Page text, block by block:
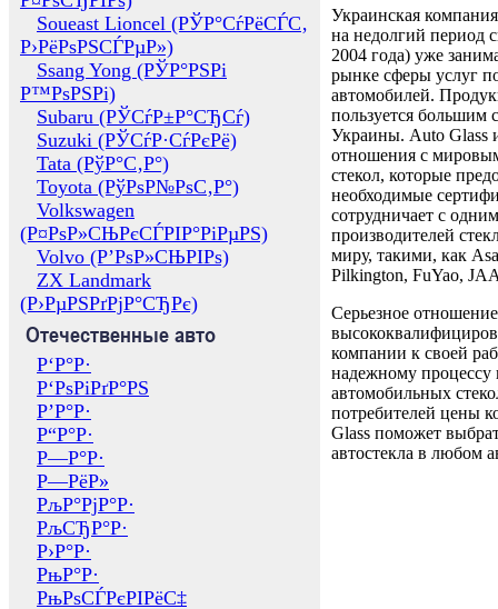
Soueast Lioncel (РЎР°СѓРёСЃС‚
Р›РёРѕРЅСЃРµР»)
Ssang Yong (РЎР°РЅРі
Р™РѕРЅРі)
Subaru (РЎСѓР±Р°СЂСѓ)
Suzuki (РЎСѓР·СѓРєРё)
Tata (РўР°С‚Р°)
Toyota (РўРѕР№РѕС‚Р°)
Volkswagen
(Р¤РѕР»СЊРєСЃРІР°РіРµРЅ)
Volvo (Р’РѕР»СЊРІРѕ)
ZX Landmark
(Р›РµРЅРґРјР°СЂРє)
Отечественные авто
Р‘Р°Р·
Р‘РѕРіРґР°РЅ
Р’Р°Р·
Р“Р°Р·
Р—Р°Р·
Р—РёР»
РљР°РјР°Р·
РљСЂР°Р·
Р›Р°Р·
РњР°Р·
РњРѕСЃРєРІРёС‡
Украинская
на недолгий период
2004 года) уже
рынке сферы услуг
автомобилей.
пользуется большим
Украины. Auto Glass
отношения с
стекол, которые
необходимые
сотрудничает с
производителей
миру, такими, как
Pilkington, FuYao,
Серьезное отношение
компании к своей
надежному процессу
автомобильных
потребителей цены
Glass поможет
автостекла в любом